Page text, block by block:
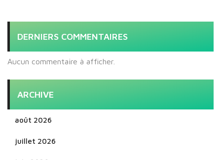
DERNIERS COMMENTAIRES
Aucun commentaire à afficher.
ARCHIVE
août 2026
juillet 2026